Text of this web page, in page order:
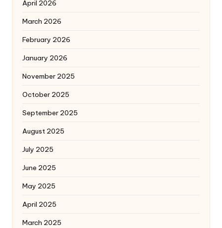
April 2026
March 2026
February 2026
January 2026
November 2025
October 2025
September 2025
August 2025
July 2025
June 2025
May 2025
April 2025
March 2025